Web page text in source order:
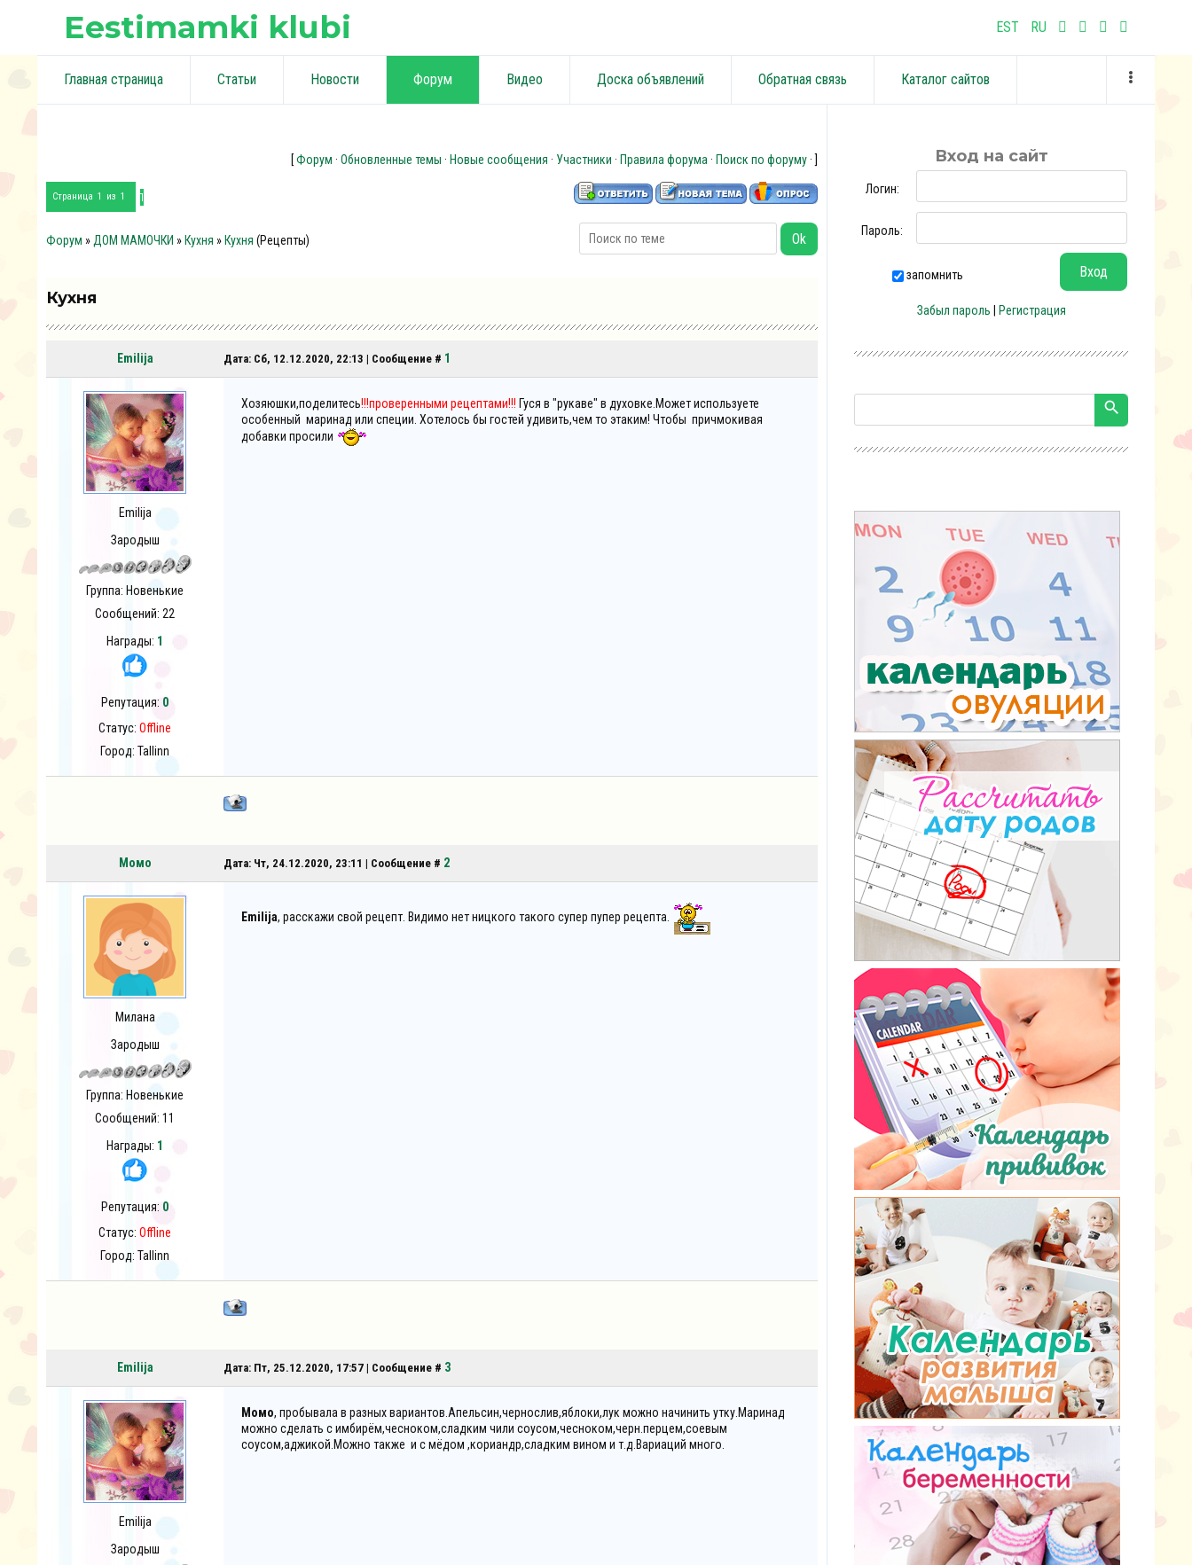
Eestimamki klubi EST RU
Главная страница Статьи Новости Форум Видео Доска объявлений Обратная связь Каталог сайтов
[Форум · Обновленные темы · Новые сообщения · Участники · Правила форума · Поиск по форуму · ]
Страница 1 из 1 1
Форум » ДОМ МАМОЧКИ » Кухня » Кухня (Рецепты)
Кухня
Emilija Дата: Сб, 12.12.2020, 22:13 | Сообщение # 1
Emilija
Зародыш
Группа: Новенькие
Сообщений: 22
Награды: 1
Репутация: 0
Статус: Offline
Город: Tallinn
Хозяюшки,поделитесь!!!проверенными рецептами!!! Гуся в "рукаве" в духовке.Может используете
особенный маринад или специи. Хотелось бы гостей удивить,чем то этаким! Чтобы причмокивая
добавки просили
Момо Дата: Чт, 24.12.2020, 23:11 | Сообщение # 2
Милана
Зародыш
Группа: Новенькие
Сообщений: 11
Награды: 1
Репутация: 0
Статус: Offline
Город: Tallinn
Emilija, расскажи свой рецепт. Видимо нет ницкого такого супер пупер рецепта.
Emilija Дата: Пт, 25.12.2020, 17:57 | Сообщение # 3
Emilija
Зародыш
Момо, пробывала в разных вариантов.Апельсин,чернослив,яблоки,лук можно начинить утку.Маринад
можно сделать с имбирём,чесноком,сладким чили соусом,чесноком,черн.перцем,соевым
соусом,аджикой.Можно также и с мёдом ,кориандр,сладким вином и т.д.Вариаций много.
Вход на сайт
Логин:
Пароль:
запомнить
Забыл пароль Регистрация